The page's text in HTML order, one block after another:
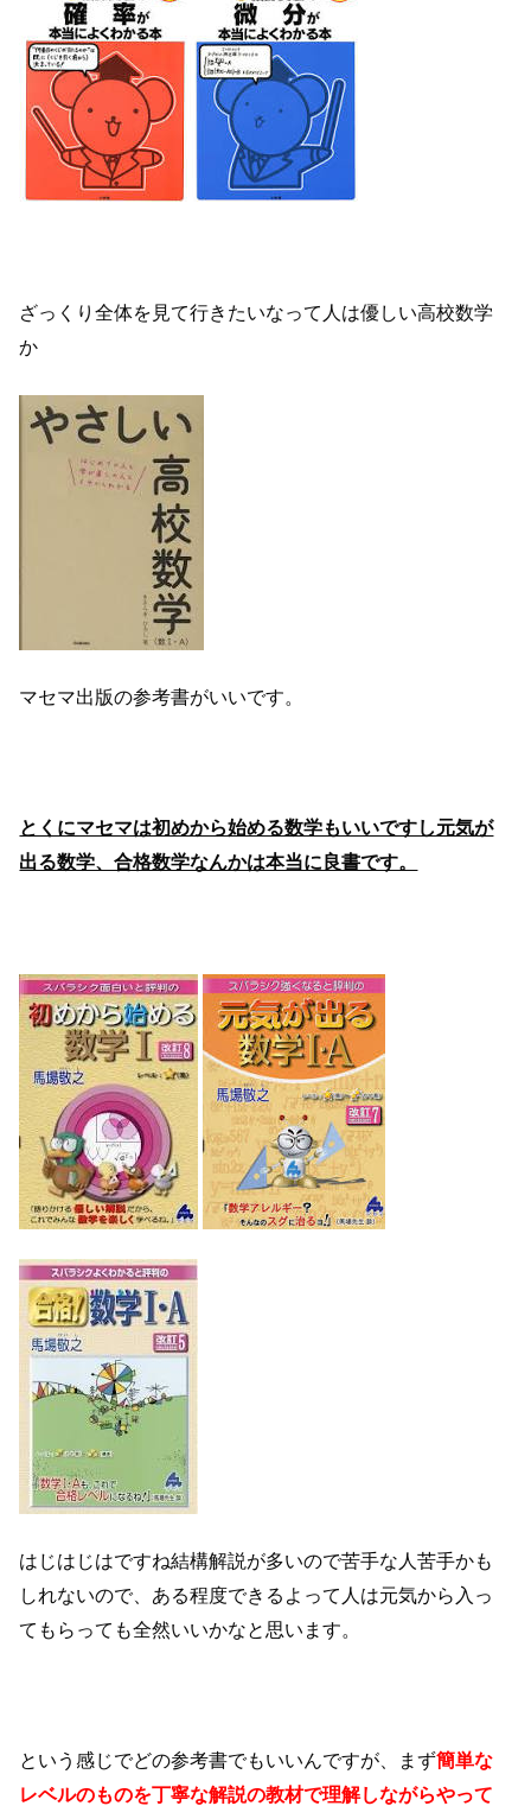
ざっくり全体を見て行きたいなって人は優しい高校数学
か
マセマ出版の参考書がいいです。
とくにマセマは初めから始める数学もいいですし元気が
出る数学、合格数学なんかは本当に良書です。
はじはじはですね結構解説が多いので苦手な人苦手かも
しれないので、ある程度できるよって人は元気から入っ
てもらっても全然いいかなと思います。
という感じでどの参考書でもいいんですが、まず簡単な
レベルのものを丁寧な解説の教材で理解しながらやって